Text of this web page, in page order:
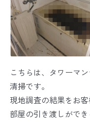
こちらは、タワーマ
清掃です。
現地調査の結果をお
部屋の引き渡しがで